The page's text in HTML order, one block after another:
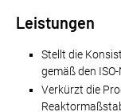
Leistungen
Stellt die
gemäß den
Verkürzt die